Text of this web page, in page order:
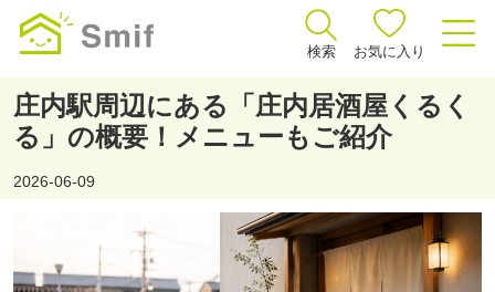
検索 お気に入り
庄内駅周辺にある「庄内居酒屋くるく
る」の概要！メニューもご紹介
2026-06-09